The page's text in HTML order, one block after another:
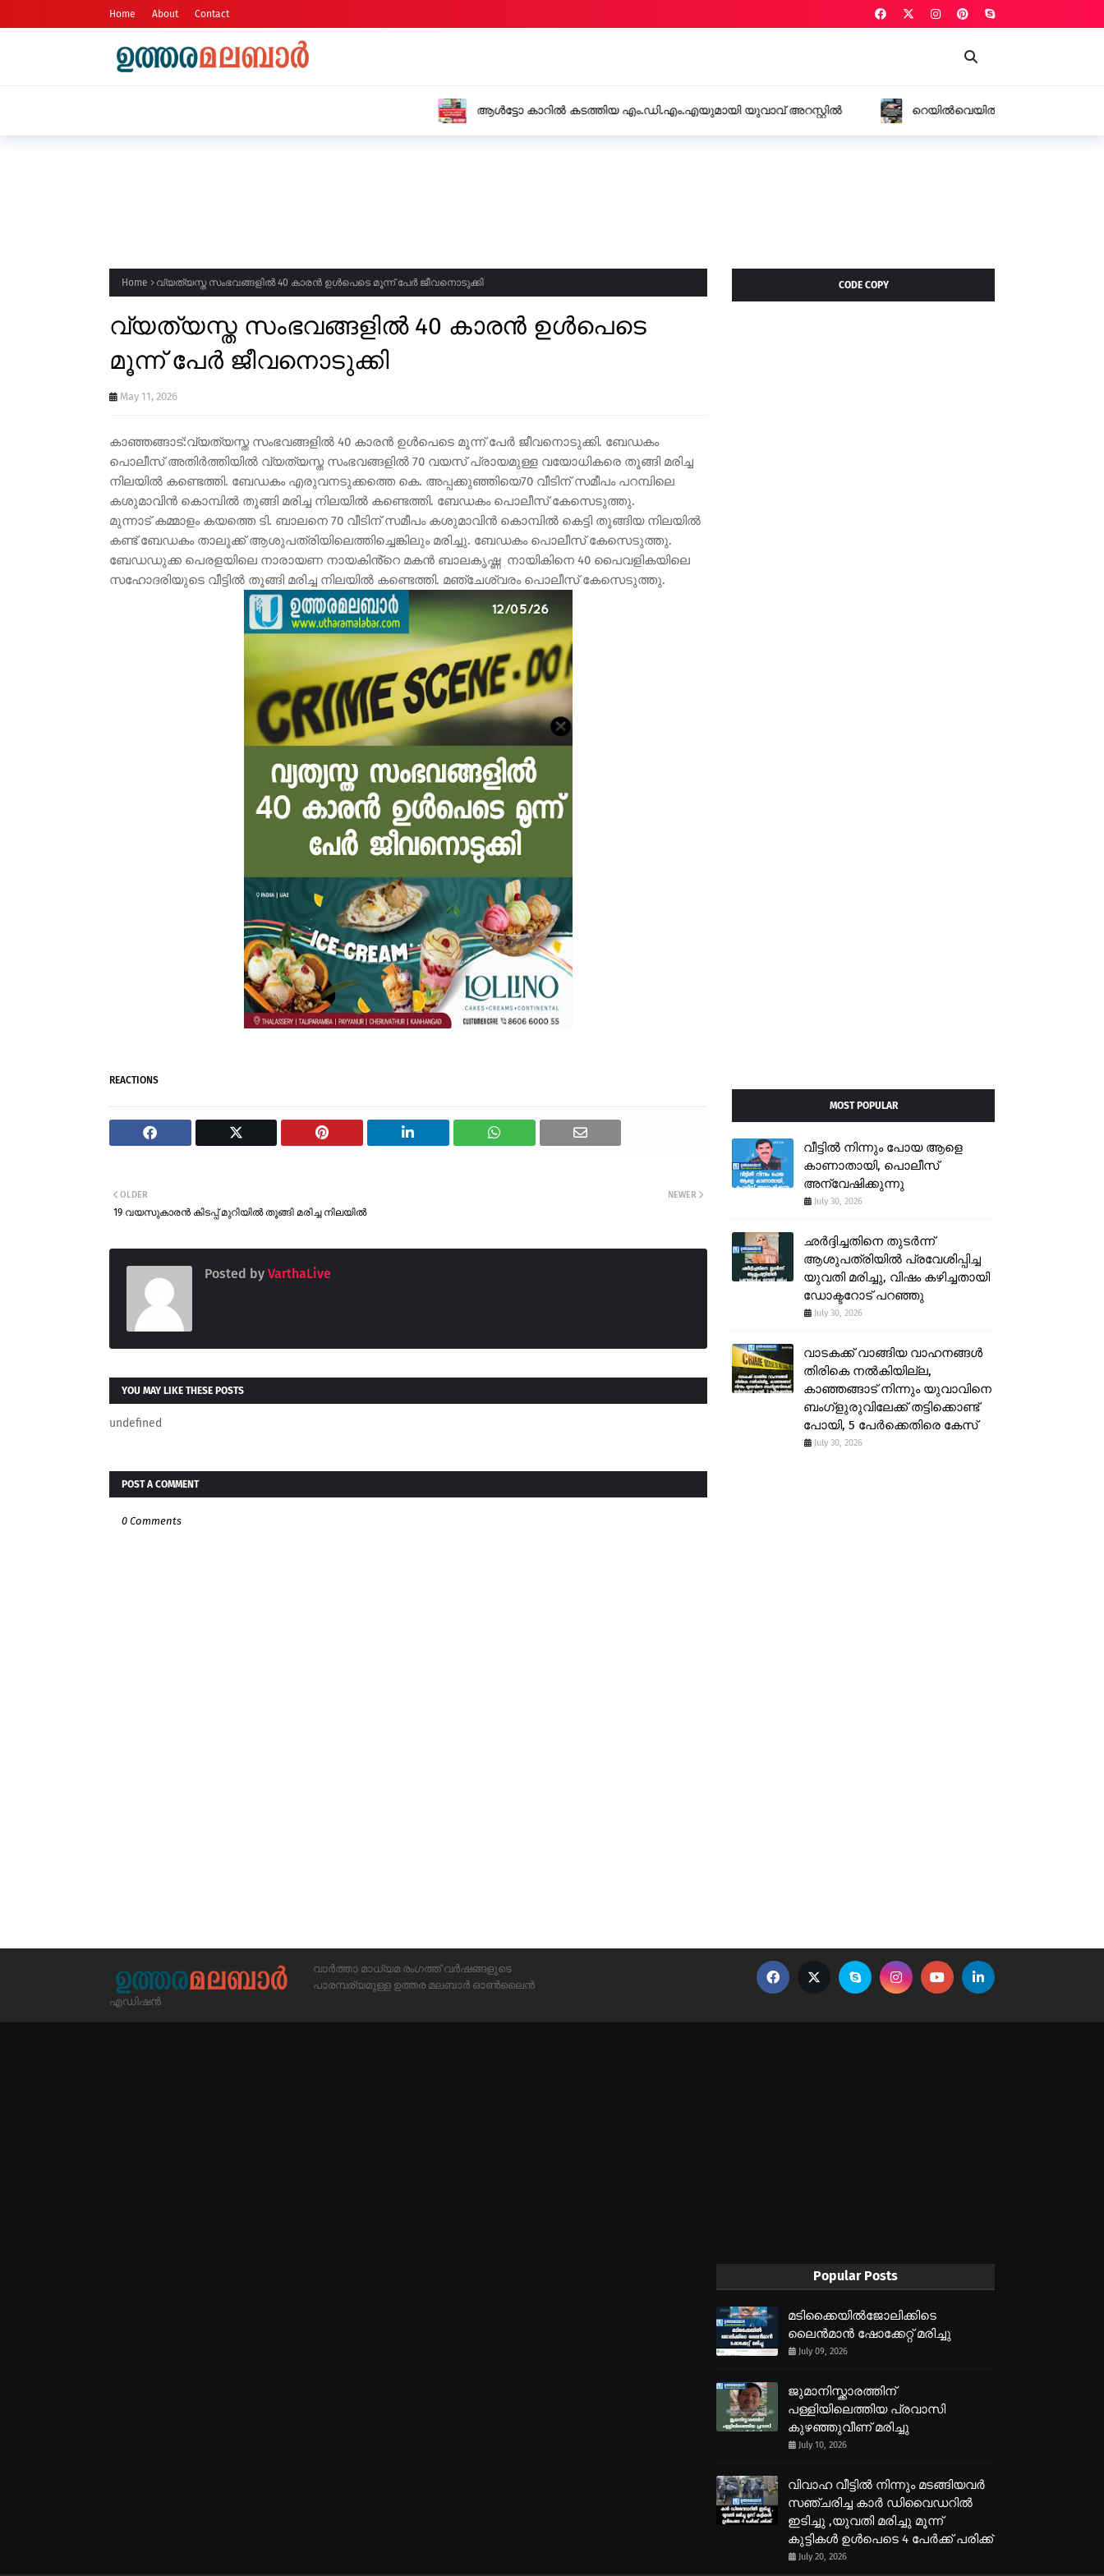
Home About Contact
ആൾട്ടോ കാറിൽ കടത്തിയ എം.ഡി.എം.എയുമായി യുവാവ് അറസ്റ്റിൽ
റെയിൽവെയിൽ സ്റ്റേഷൻ മാസ്റ്ററായി ജോലി നൽകാമെന്ന് പറഞ്ഞ്
Home വ്യത്യസ്ത സംഭവങ്ങളിൽ 40 കാരൻ ഉൾപെടെ മൂന്ന് പേർ ജീവനൊടുക്കി
വ്യത്യസ്ത സംഭവങ്ങളിൽ 40 കാരൻ ഉൾപെടെ
മൂന്ന് പേർ ജീവനൊടുക്കി
May 11, 2026
കാഞ്ഞങ്ങാട്:വ്യത്യസ്ത സംഭവങ്ങളിൽ 40 കാരൻ ഉൾപെടെ മൂന്ന് പേർ ജീവനൊടുക്കി. ബേഡകം
പൊലീസ് അതിർത്തിയിൽ വ്യത്യസ്ത സംഭവങ്ങളിൽ 70 വയസ് പ്രായമുള്ള വയോധികരെ തൂങ്ങി മരിച്ച
നിലയിൽ കണ്ടെത്തി. ബേഡകം എരുവനടുക്കത്തെ കെ. അപ്പക്കുഞ്ഞിയെ70 വീടിന് സമീപം പറമ്പിലെ
കശുമാവിൻ കൊമ്പിൽ തൂങ്ങി മരിച്ച നിലയിൽ കണ്ടെത്തി. ബേഡകം പൊലീസ് കേസെടുത്തു.
മുന്നാട് കമ്മാളം കയത്തെ ടി. ബാലനെ 70 വീടിന് സമീപം കശുമാവിൻ കൊമ്പിൽ കെട്ടി തൂങ്ങിയ നിലയിൽ
കണ്ട് ബേഡകം താലൂക്ക് ആശുപത്രിയിലെത്തിച്ചെങ്കിലും മരിച്ചു. ബേഡകം പൊലീസ് കേസെടുത്തു.
ബേഡഡുക്ക പെരളയിലെ നാരായണ നായകിൻ്റെ മകൻ ബാലകൃഷ്ണ നായികിനെ 40 പൈവളികയിലെ
സഹോദരിയുടെ വീട്ടിൽ തൂങ്ങി മരിച്ച നിലയിൽ കണ്ടെത്തി. മഞ്ചേശ്വരം പൊലീസ് കേസെടുത്തു.
REACTIONS
NEWER
OLDER
19 വയസുകാരൻ കിടപ്പ് മുറിയിൽ തൂങ്ങി മരിച്ച നിലയിൽ
Posted by VarthaLive
YOU MAY LIKE THESE POSTS
undefined
POST A COMMENT
0 Comments
CODE COPY
MOST POPULAR
വീട്ടിൽ നിന്നും പോയ ആളെ
കാണാതായി, പൊലീസ്
അന്വേഷിക്കുന്നു
July 30, 2026
ഛർദ്ദിച്ചതിനെ തുടർന്ന്
ആശുപത്രിയിൽ പ്രവേശിപ്പിച്ച
യുവതി മരിച്ചു, വിഷം കഴിച്ചതായി
ഡോക്ടറോട് പറഞ്ഞു
July 30, 2026
വാടകക്ക് വാങ്ങിയ വാഹനങ്ങൾ
തിരികെ നൽകിയില്ല,
കാഞ്ഞങ്ങാട് നിന്നും യുവാവിനെ
ബംഗ്ളുരുവിലേക്ക് തട്ടിക്കൊണ്ട്
പോയി, 5 പേർക്കെതിരെ കേസ്
July 30, 2026
വാർത്താ മാധ്യമ രംഗത്ത് വർഷങ്ങളുടെ
പാരമ്പര്യമുള്ള ഉത്തര മലബാർ ഓൺലൈൻ
എഡിഷൻ
Popular Posts
മടിക്കൈയിൽജോലിക്കിടെ
ലൈൻമാൻ ഷോക്കേറ്റ് മരിച്ചു
July 09, 2026
ജുമാനിസ്ക്കാരത്തിന്
പള്ളിയിലെത്തിയ പ്രവാസി
കുഴഞ്ഞുവീണ് മരിച്ചു
July 10, 2026
വിവാഹ വീട്ടിൽ നിന്നും മടങ്ങിയവർ
സഞ്ചരിച്ച കാർ ഡിവൈഡറിൽ
ഇടിച്ചു ,യുവതി മരിച്ചു മൂന്ന്
കുട്ടികൾ ഉൾപെടെ 4 പേർക്ക് പരിക്ക്
July 20, 2026